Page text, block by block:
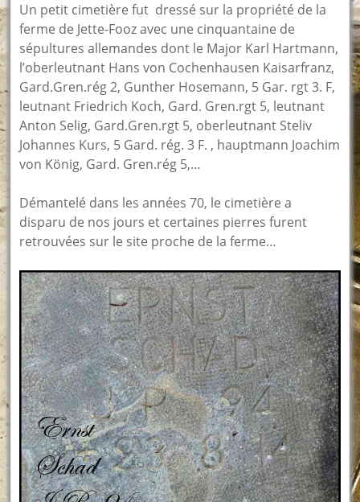
Un petit cimetière fut dressé sur la propriété de la
ferme de Jette-Fooz avec une cinquantaine de
sépultures allemandes dont le Major Karl Hartmann,
l’oberleutnant Hans von Cochenhausen Kaisarfranz,
Gard.Gren.rég 2, Gunther Hosemann, 5 Gar. rgt 3. F,
leutnant Friedrich Koch, Gard. Gren.rgt 5, leutnant
Anton Selig, Gard.Gren.rgt 5, oberleutnant Steliv
Johannes Kurs, 5 Gard. rég. 3 F. , hauptmann Joachim
von König, Gard. Gren.rég 5,…
Démantelé dans les années 70, le cimetière a
disparu de nos jours et certaines pierres furent
retrouvées sur le site proche de la ferme…